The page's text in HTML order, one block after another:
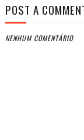
POST A
NENHUM COMENTÁRIO